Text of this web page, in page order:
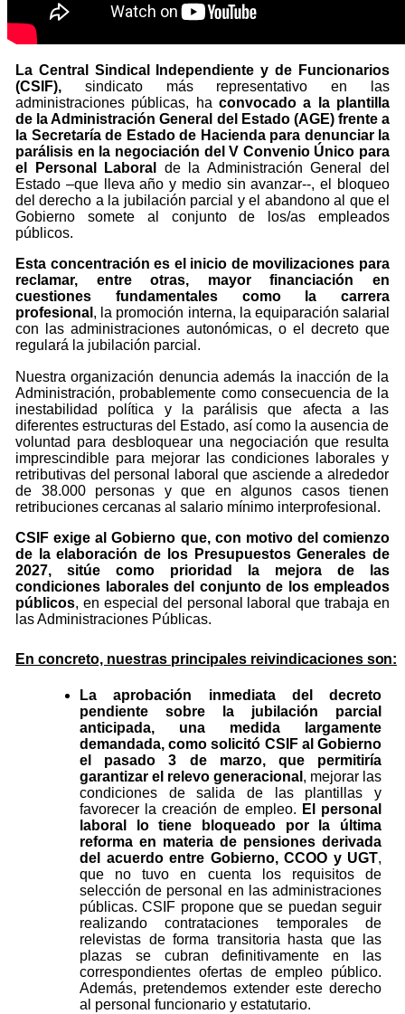
La Central Sindical Independiente y de Funcionarios
(CSIF), sindicato más representativo en las
administraciones públicas, ha convocado a la plantilla
de la Administración General del Estado (AGE) frente a
la Secretaría de Estado de Hacienda para denunciar la
parálisis en la negociación del V Convenio Único para
el Personal Laboral de la Administración General del
Estado –que lleva año y medio sin avanzar--, el bloqueo
del derecho a la jubilación parcial y el abandono al que el
Gobierno somete al conjunto de los/as empleados
públicos.
Esta concentración es el inicio de movilizaciones para
reclamar, entre otras, mayor financiación en
cuestiones fundamentales como la carrera
profesional , la promoción interna, la equiparación salarial
con las administraciones autonómicas, o el decreto que
regulará la jubilación parcial.
Nuestra organización denuncia además la inacción de la
Administración, probablemente como consecuencia de la
inestabilidad política y la parálisis que afecta a las
diferentes estructuras del Estado, así como la ausencia de
voluntad para desbloquear una negociación que resulta
imprescindible para mejorar las condiciones laborales y
retributivas del personal laboral que asciende a alrededor
de 38.000 personas y que en algunos casos tienen
retribuciones cercanas al salario mínimo interprofesional.
CSIF exige al Gobierno que, con motivo del comienzo
de la elaboración de los Presupuestos Generales de
2027, sitúe como prioridad la mejora de las
condiciones laborales del conjunto de los empleados
públicos, en especial del personal laboral que trabaja en
las Administraciones Públicas.
En concreto, nuestras principales reivindicaciones son:
La aprobación inmediata del decreto
pendiente sobre la jubilación parcial
anticipada, una medida largamente
demandada, como solicitó CSIF al Gobierno
el pasado 3 de marzo, que permitiría
garantizar el relevo generacional , mejorar las
condiciones de salida de las plantillas y
favorecer la creación de empleo. El personal
laboral lo tiene bloqueado por la última
reforma en materia de pensiones derivada
del acuerdo entre Gobierno, CCOO y UGT,
que no tuvo en cuenta los requisitos de
selección de personal en las administraciones
públicas. CSIF propone que se puedan seguir
realizando contrataciones temporales de
relevistas de forma transitoria hasta que las
plazas se cubran definitivamente en las
correspondientes ofertas de empleo público.
Además, pretendemos extender este derecho
al personal funcionario y estatutario.